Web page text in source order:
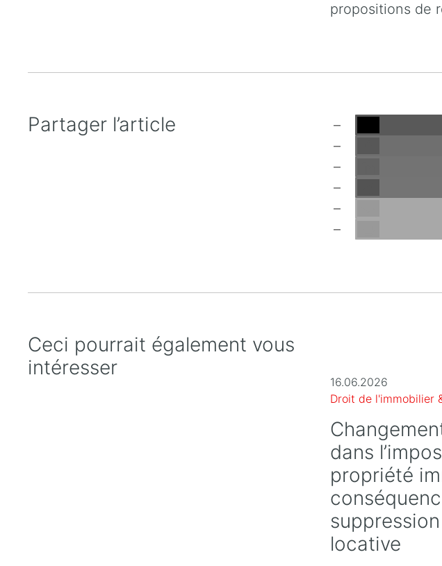
propositions de
Partager l’article
Ceci pourrait également vous
intéresser
16.06.2026
Droit de l'immobilier
dans
propriété
locative